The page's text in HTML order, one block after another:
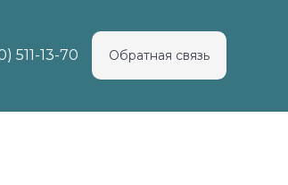
511-13-70 Обратная связь